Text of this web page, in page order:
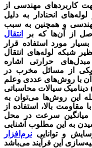
کاربردهای مهندسی از
انحنادار به دلیل
و همچنین به سبب
از آن‌ها که بر
انتقال
مورد استفاده قرار
شبکه لوله‌های انتقال
حرارتی اشاره
از مسائل مخرب در
با روش‌های عددی وعلم
دینامیک سیالات محاسباتی ( CFD ) می‌توان شیوه‌های مطلوب برای
این روش‌ها می‌توان به
مقاومت بالا، استفاده از
سرعت در محل
به این مطلوب آشنایی
و توانایی